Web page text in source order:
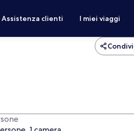
Assistenza clienti I miei viaggi